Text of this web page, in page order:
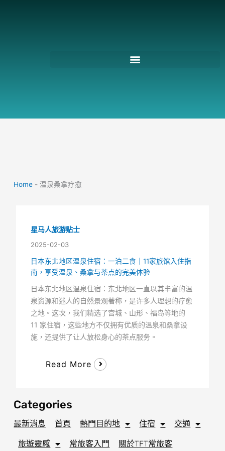
Home -温泉桑拿疗愈
星马人旅游贴士
2025-02-03
日本东北地区温泉住宿：一泊二食｜11家旅馆入住指
南，享受温泉、桑拿与茶点的完美体验
日本东北地区温泉住宿：东北地区一直以其丰富的温
泉资源和迷人的自然景观著称，是许多人理想的疗愈
之地。这次，我们精选了宫城、山形、福岛等地的
11 家住宿，这些地方不仅拥有优质的温泉和桑拿设
施，还提供了让人放松身心的茶点服务。
Read More
Categories
最新消息 首頁 熱門目的地 住宿 交通
旅遊靈感 常旅客入門 關於TFT常旅客